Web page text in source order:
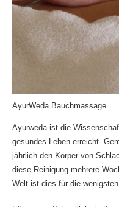
AyurWeda Bauchmassage
Ayurweda ist die
gesundes Leben erreicht.
jährlich den Körper von
diese Reinigung mehrere
Welt ist dies für die